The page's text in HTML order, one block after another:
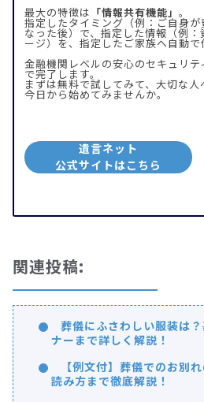
最大の特徴は 「情報共有機能」 。
指定したタイミング（例：ご自身が
なった後）で、指定した情報（例
ージ）を、指定したご家族へ自動で
金融機関レベルの安心のセキュリ
で完了します。
まずは無料で試してみて、大切な人
今日から始めてみませんか。
遺言ネット
公式サイトはこちら
関連投稿:
葬儀にふさわしい服装は
ナーまで詳しく解説！
【例文付】葬儀でのお別
読み方まで徹底解説！